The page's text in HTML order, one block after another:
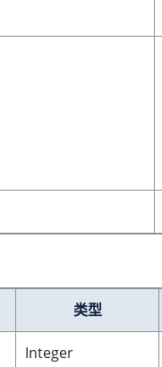
类型
Integer